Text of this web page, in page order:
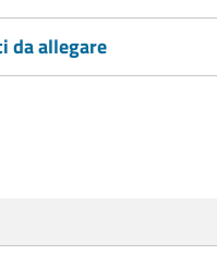
da allegare